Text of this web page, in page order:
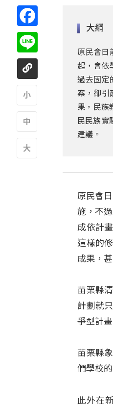
大綱
原民會日
起，會依
過去固定
案，卻引
果，民族
民民族實
建議。
原民會
施，不
成依計
這樣的
成果，
苗栗縣
計劃就
爭型計
苗栗縣
們學校
此外在